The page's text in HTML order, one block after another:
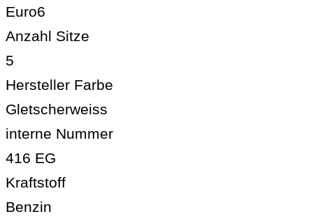
Euro6
Anzahl Sitze
5
Hersteller Farbe
Gletscherweiss
interne Nummer
416 EG
Kraftstoff
Benzin